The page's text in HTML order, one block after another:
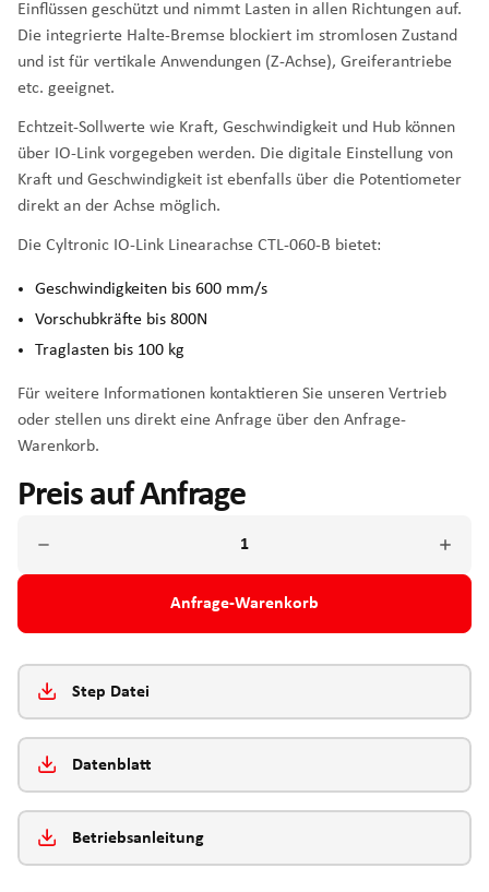
Einflüssen geschützt und nimmt Lasten in allen Richtungen auf.
Die integrierte Halte-Bremse blockiert im stromlosen Zustand
und ist für vertikale Anwendungen (Z-Achse), Greiferantriebe
etc. geeignet.
Echtzeit-Sollwerte wie Kraft, Geschwindigkeit und Hub können
über IO-Link vorgegeben werden. Die digitale Einstellung von
Kraft und Geschwindigkeit ist ebenfalls über die Potentiometer
direkt an der Achse möglich.
Die Cyltronic IO-Link Linearachse CTL-060-B bietet:
Geschwindigkeiten bis 600 mm/s
Vorschubkräfte bis 800N
Traglasten bis 100 kg
Für weitere Informationen kontaktieren Sie unseren Vertrieb
oder stellen uns direkt eine Anfrage über den Anfrage-
Warenkorb.
Preis auf Anfrage
Anfrage-Warenkorb
Step Datei
Datenblatt
Betriebsanleitung